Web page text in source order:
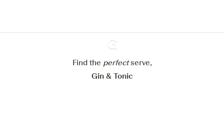
Ginventory
Find the perfectserve,
Gin & Tonic